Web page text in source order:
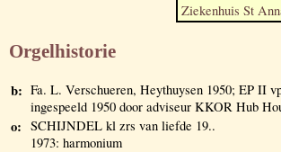
Ziekenhuis St
Orgelhistorie
b: Fa. L. Verschueren, Heythuysen 1950; EP II
ingespeeld 1950 door adviseur KKOR Hub
o: SCHIJNDEL kl zrs van liefde 19..
1973: harmonium